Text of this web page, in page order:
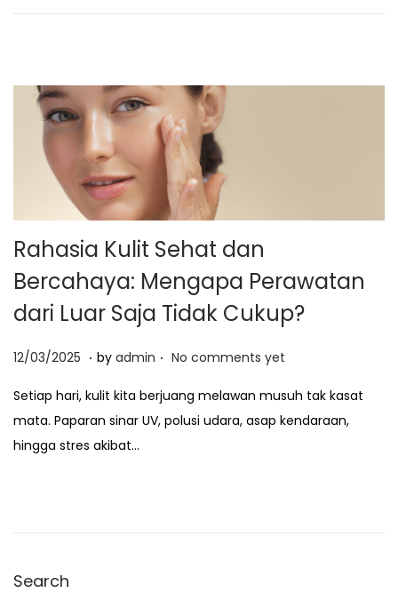
Rahasia Kulit Sehat dan
Bercahaya: Mengapa Perawatan
dari Luar Saja Tidak Cukup?
P
s
t
e
12/03/2025 0
/
2
5
. by admin . No comments yet
Setiap hari, kulit kita berjuang melawan musuh tak kasat
mata. Paparan sinar UV, polusi udara, asap kendaraan,
hingga stres akibat…
Search